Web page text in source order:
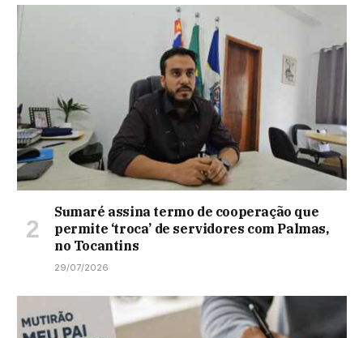
Sumaré assina termo de cooperação que
permite ‘troca’ de servidores com Palmas,
no Tocantins
29/07/2026